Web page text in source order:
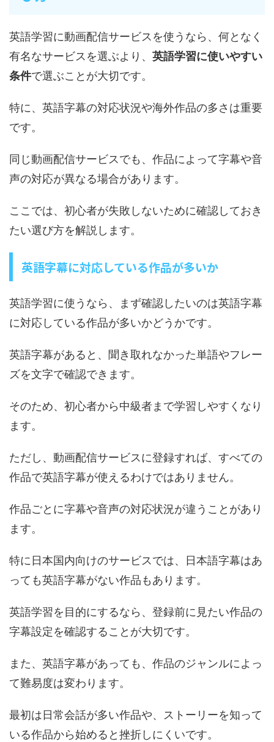
英語学習に動画配信サービスを使うなら、何となく
有名なサービスを選ぶより、 英語学習に使いやすい
条件で選ぶことが大切です。
特に、英語字幕の対応状況や海外作品の多さは重要
です。
同じ動画配信サービスでも、作品によって字幕や音
声の対応が異なる場合があります。
ここでは、初心者が失敗しないために確認しておき
たい選び方を解説します。
英語字幕に対応している作品が多いか
英語学習に使うなら、まず確認したいのは英語字幕
に対応している作品が多いかどうかです。
英語字幕があると、聞き取れなかった単語やフレー
ズを文字で確認できます。
そのため、初心者から中級者まで学習しやすくなり
ます。
ただし、動画配信サービスに登録すれば、すべての
作品で英語字幕が使えるわけではありません。
作品ごとに字幕や音声の対応状況が違うことがあり
ます。
特に日本国内向けのサービスでは、日本語字幕はあ
っても英語字幕がない作品もあります。
英語学習を目的にするなら、登録前に見たい作品の
字幕設定を確認することが大切です。
また、英語字幕があっても、作品のジャンルによっ
て難易度は変わります。
最初は日常会話が多い作品や、ストーリーを知って
いる作品から始めると挫折しにくいです。